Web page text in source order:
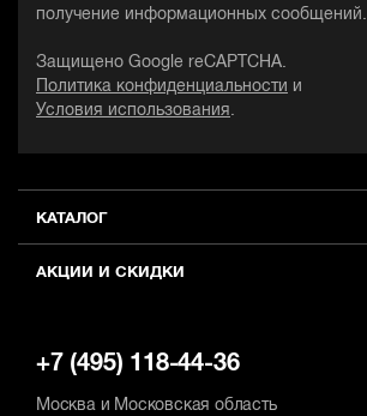
КАТАЛОГ
АКЦИИ И СКИДКИ
получение информационных сообщений.
Защищено Google reCAPTCHA.
Политика конфиденциальности и
Условия использования.
+7 (495) 118-44-36
Москва и Московская область